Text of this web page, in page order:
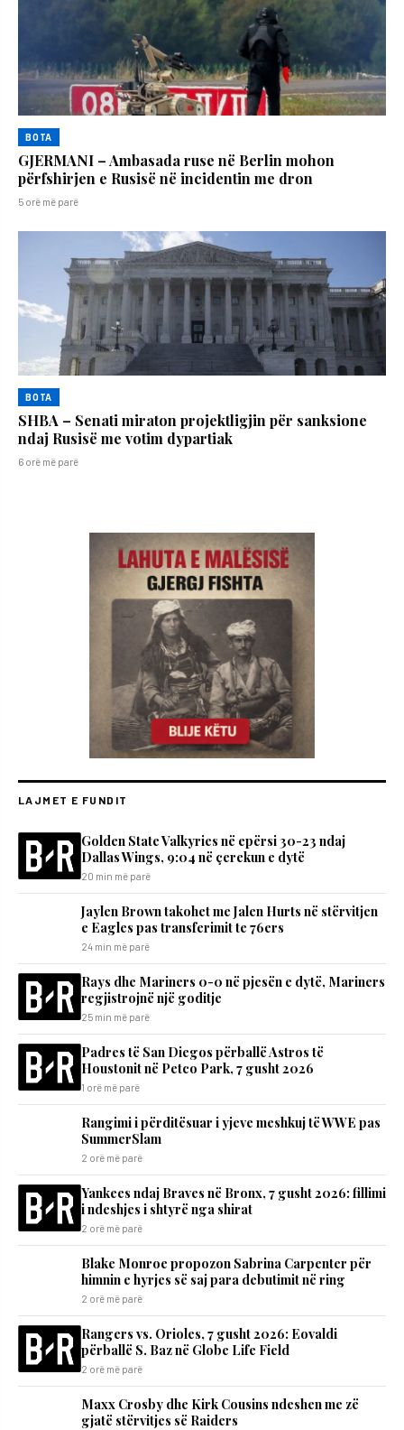
BOTA
GJERMANI – Ambasada ruse në Berlin mohon
përfshirjen e Rusisë në incidentin me dron
5 orë më parë
BOTA
SHBA – Senati miraton projektligjin për sanksione
ndaj Rusisë me votim dypartiak
6 orë më parë
LAJMET E FUNDIT
Golden State Valkyries në epërsi 30-23 ndaj
Dallas Wings, 9:04 në çerekun e dytë
20 min më parë
Jaylen Brown takohet me Jalen Hurts në stërvitjen
e Eagles pas transferimit te 76ers
24 min më parë
Rays dhe Mariners 0-0 në pjesën e dytë, Mariners
regjistrojnë një goditje
25 min më parë
Padres të San Diegos përballë Astros të
Houstonit në Petco Park, 7 gusht 2026
1 orë më parë
Rangimi i përditësuar i yjeve meshkuj të WWE pas
SummerSlam
2 orë më parë
Yankees ndaj Braves në Bronx, 7 gusht 2026: fillimi
i ndeshjes i shtyrë nga shirat
2 orë më parë
Blake Monroe propozon Sabrina Carpenter për
himnin e hyrjes së saj para debutimit në ring
2 orë më parë
Rangers vs. Orioles, 7 gusht 2026: Eovaldi
përballë S. Baz në Globe Life Field
2 orë më parë
Maxx Crosby dhe Kirk Cousins ndeshen me zë
gjatë stërvitjes së Raiders